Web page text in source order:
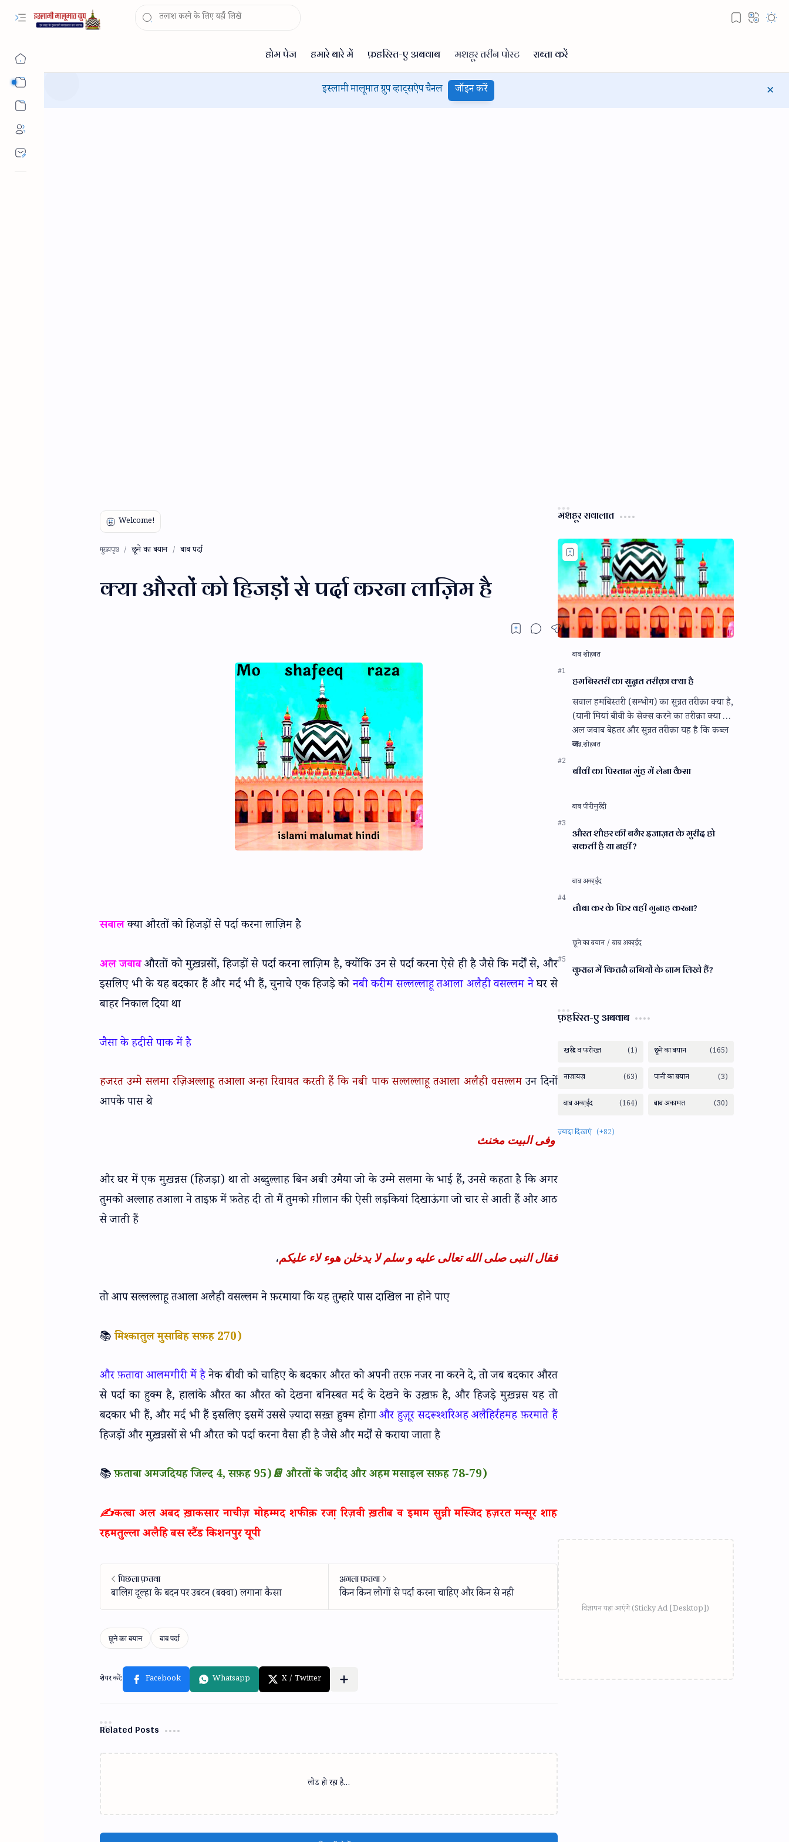
इस्लामी मालूमात ग्रुप व्हाट्सऐप चैनल जॉइन करें
मुख्यपृष्ठ छूने का बयान बाब पर्दा
क्या औरतों को हिजड़ों से पर्दा करना लाज़िम है
सवालक्या औरतों को हिजड़ों से पर्दा करना लाज़िम है
अल जवाबऔरतों को मुख़न्नसों, हिजड़ों से पर्दा करना लाज़िम है, क्योंकि उन से पर्दा करना ऐसे ही है जैसे कि मर्दों से, और
इसलिए भी के यह बदकार हैं और मर्द भी हैं, चुनाचे एक हिजड़े कोनबी करीम सल्लल्लाहू तआला अलैही वसल्लम नेघर से
बाहर निकाल दिया था
जैसा के हदीसे पाक में है
हजरत उम्मे सलमा रज़िअल्लाहू तआला अन्हा रिवायत करती हैं कि नबी पाक सल्लल्लाहू तआला अलैही वसल्लमउन दिनों
आपके पास थे
وفى البيت مخنث
और घर में एक मुख़न्नस (हिजड़ा) था तो अब्दुल्लाह बिन अबी उमैया जो के उम्मे सलमा के भाई हैं, उनसे कहता है कि अगर
तुमको अल्लाह तआला ने ताइफ़ में फ़तेह दी तो मैं तुमको ग़ीलान की ऐसी लड़कियां दिखाऊंगा जो चार से आती हैं और आठ
से जाती हैं
فقال النبى صلى الله تعالى عليه و سلم لا يدخلن هوء لاء عليكم،
तो आप सल्लल्लाहू तआला अलैही वसल्लम ने फ़रमाया कि यह तुम्हारे पास दाखिल ना होने पाए
📚मिश्कातुल मुसाबिह सफ़ह 270)
और फ़तावा आलमगीरी में हैनेक बीवी को चाहिए के बदकार औरत को अपनी तरफ़ नजर ना करने दे, तो जब बदकार औरत
से पर्दा का हुक्म है, हालांके औरत का औरत को देखना बनिस्बत मर्द के देखने के उख़फ़ है, और हिजड़े मुख़न्नस यह तो
बदकार भी हैं, और मर्द भी हैं इसलिए इसमें उससे ज़्यादा सख़्त हुक्म होगाऔर हुज़ूर सदरूश्शरिअह अलैहिर्रहमह फ़रमाते हैं
हिजड़ों और मुख़न्नसों से भी औरत को पर्दा करना वैसा ही है जैसे और मर्दों से कराया जाता है
📚फ़तावा अमजदियह जिल्द 4, सफ़ह 95)📔 औरतों के जदीद और अहम मसाइल सफ़ह 78-79)
✍️कत्बा अल अबद ख़ाकसार नाचीज़ मोहम्मद शफीक़ रजा़ रिज़वी ख़तीब व इमाम सुन्नी मस्जिद हज़रत मन्सूर शाह
रहमतुल्ला अलैहि बस स्टैंड किशनपुर यूपी
Related Posts
लोड हो रहा है…
मशहूर सवालात
हमबिस्तरी का सुन्नत तरीक़ा क्या है
सवाल हमबिस्तरी (सम्भोग) का सुन्नत तरीक़ा क्या है,
(यानी मियां बीवी के सेक्स करने का तरीक़ा क्या है)
अल जवाब बेहतर और सुन्नत तरीक़ा यह है कि क़ब्ल
ज…
बीवी का पिस्तान मुंह में लेना कैसा
औरत शौहर की बगैर इजाज़त के मुरीद हो
सकती है या नहीं ?
तौबा कर के फिर वही गुनाह करना?
कुरान में कितनै नबियों के नाम लिखे हैं?
फ़हरिस्त-ए अबवाब